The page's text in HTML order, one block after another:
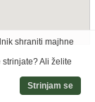
shraniti majhne
Ali želite
Strinjam se